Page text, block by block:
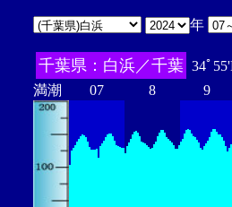
年
千葉県：白浜／千葉 34ﾟ
満潮
07 8 9